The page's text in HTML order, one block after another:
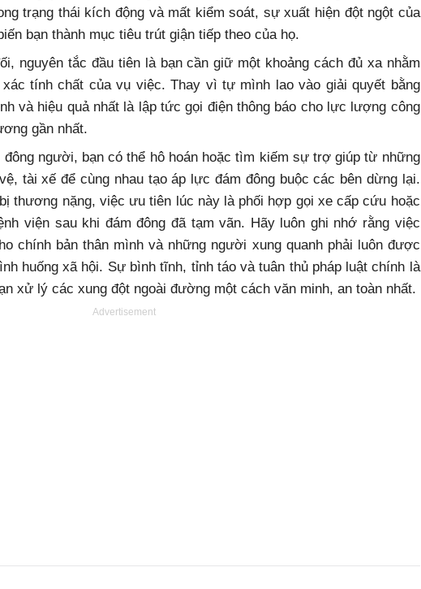
trạng thái kích động và mất kiểm soát, sự xuất hiện đột ngột của
bạn thành mục tiêu trút giận tiếp theo của họ.
nguyên tắc đầu tiên là bạn cần giữ một khoảng cách đủ xa nhằm
tính chất của vụ việc. Thay vì tự mình lao vào giải quyết bằng
và hiệu quả nhất là lập tức gọi điện thông báo cho lực lượng công
gần nhất.
người, bạn có thể hô hoán hoặc tìm kiếm sự trợ giúp từ những
tài xế để cùng nhau tạo áp lực đám đông buộc các bên dừng lại.
thương nặng, việc ưu tiên lúc này là phối hợp gọi xe cấp cứu hoặc
viện sau khi đám đông đã tạm vãn. Hãy luôn ghi nhớ rằng việc
chính bản thân mình và những người xung quanh phải luôn được
huống xã hội. Sự bình tĩnh, tỉnh táo và tuân thủ pháp luật chính là
xử lý các xung đột ngoài đường một cách văn minh, an toàn nhất.
Advertisement